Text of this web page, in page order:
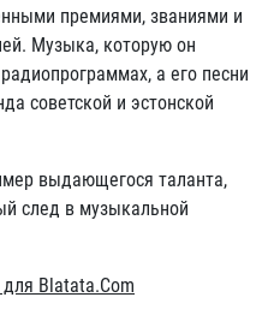
премиями, званиями и
Музыка, которую он
а его песни
советской и эстонской
выдающегося таланта,
след в музыкальной
Blatata.Com